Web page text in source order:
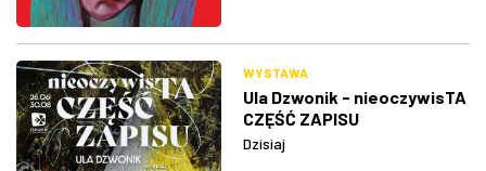
WYSTAWA
Ula Dzwonik - nieoczywisTA
CZĘŚĆ ZAPISU
Dzisiaj